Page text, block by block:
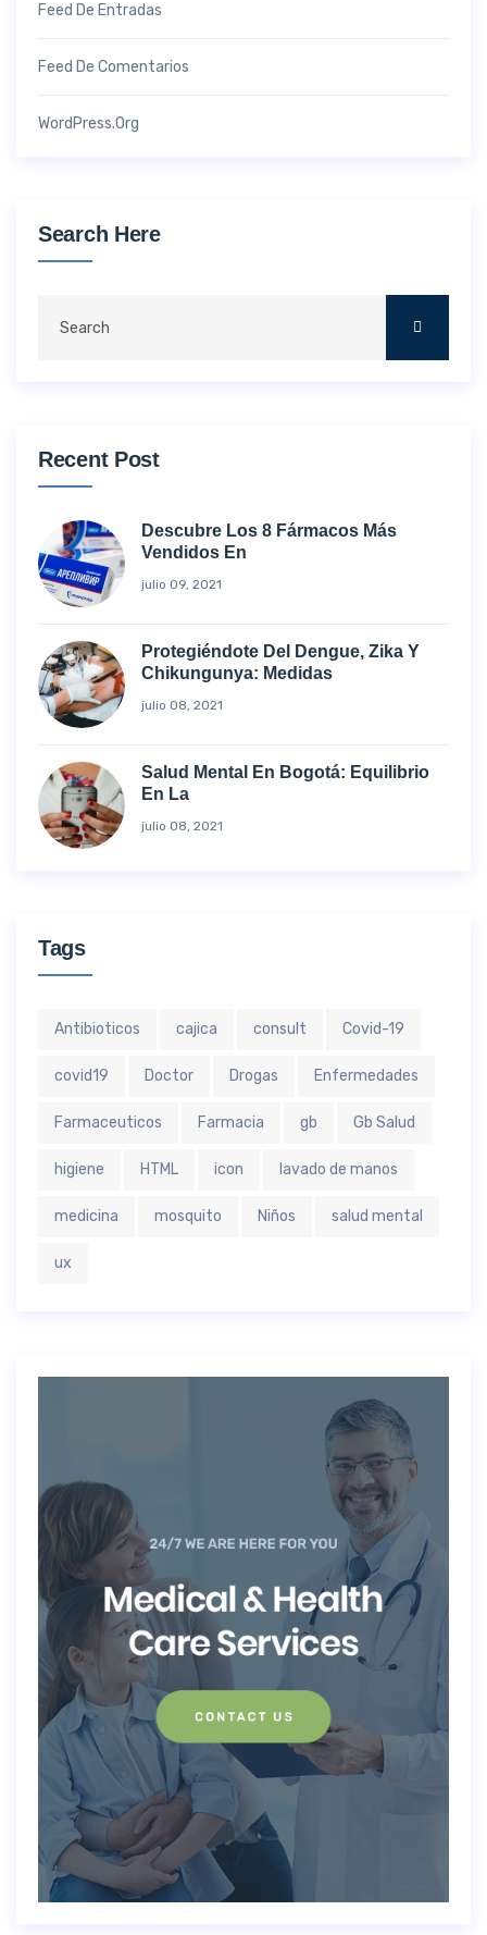
Feed De Entradas
Feed De Comentarios
WordPress.org
Search Here
Recent Post
Descubre Los 8 Fármacos Más
Vendidos En
julio 09, 2021
Protegiéndote Del Dengue, Zika Y
Chikungunya: Medidas
julio 08, 2021
Salud Mental En Bogotá: Equilibrio
En La
julio 08, 2021
Tags
Antibioticos cajica consult Covid-19
covid19 Doctor Drogas Enfermedades
Farmaceuticos Farmacia gb Gb Salud
higiene HTML icon lavado de manos
medicina mosquito Niños salud mental
ux